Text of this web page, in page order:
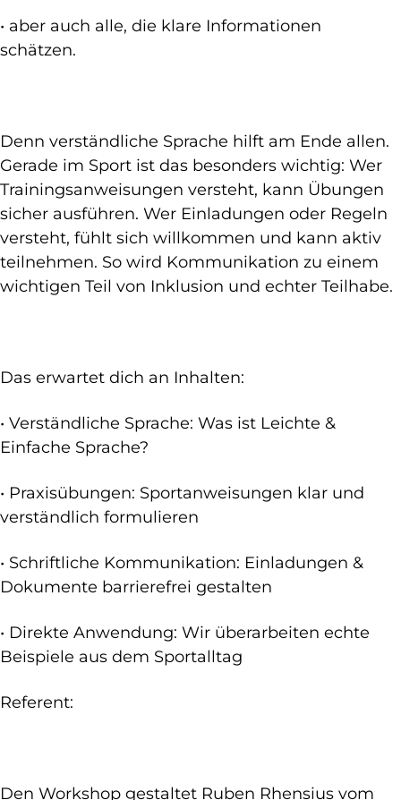
• aber auch alle, die klare Informationen
schätzen.
Denn verständliche Sprache hilft am Ende allen.
Gerade im Sport ist das besonders wichtig: Wer
Trainingsanweisungen versteht, kann Übungen
sicher ausführen. Wer Einladungen oder Regeln
versteht, fühlt sich willkommen und kann aktiv
teilnehmen. So wird Kommunikation zu einem
wichtigen Teil von Inklusion und echter Teilhabe.
Das erwartet dich an Inhalten:
• Verständliche Sprache: Was ist Leichte &
Einfache Sprache?
• Praxisübungen: Sportanweisungen klar und
verständlich formulieren
• Schriftliche Kommunikation: Einladungen &
Dokumente barrierefrei gestalten
• Direkte Anwendung: Wir überarbeiten echte
Beispiele aus dem Sportalltag
Referent:
Den Workshop gestaltet Ruben Rhensius vom